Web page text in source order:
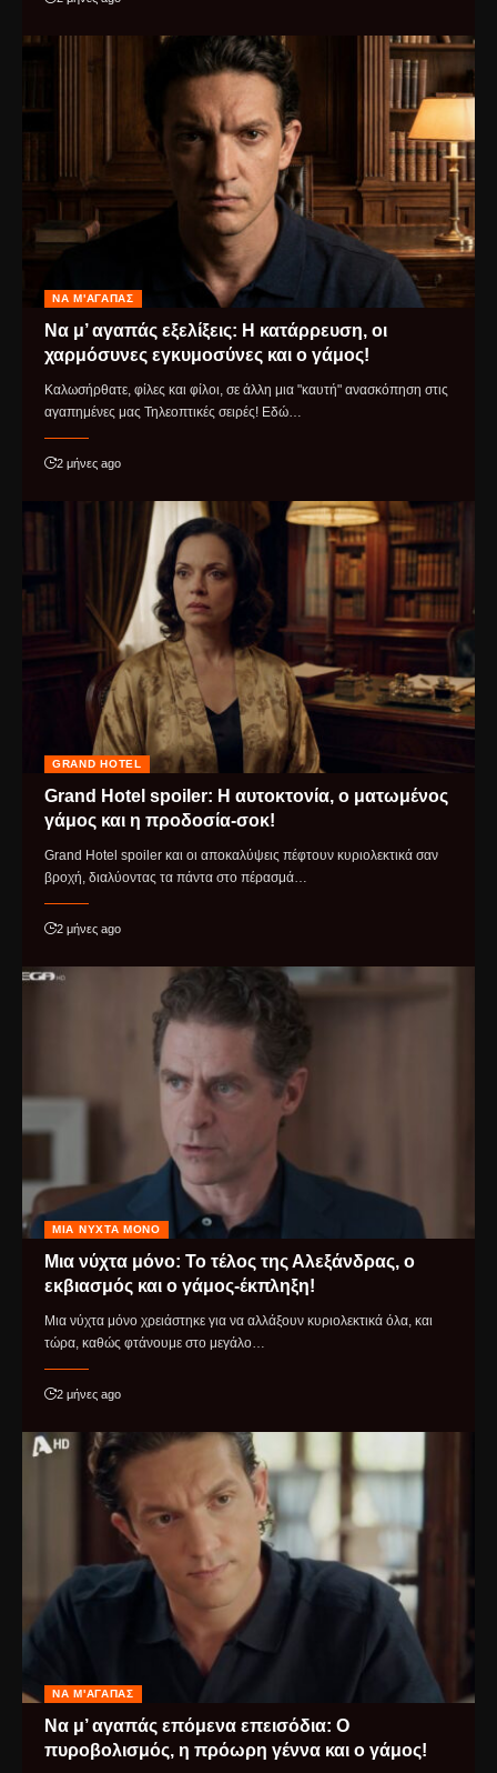
ΝΑ Μ'ΑΓΑΠΆΣ
Να μ’ αγαπάς εξελίξεις: Η κατάρρευση, οι
χαρμόσυνες εγκυμοσύνες και ο γάμος!
Καλωσήρθατε, φίλες και φίλοι, σε άλλη μια "καυτή" ανασκόπηση στις
αγαπημένες μας Τηλεοπτικές σειρές! Εδώ…
2 μήνες ago
GRAND HOTEL
Grand Hotel spoiler: Η αυτοκτονία, ο ματωμένος
γάμος και η προδοσία-σοκ!
Grand Hotel spoiler και οι αποκαλύψεις πέφτουν κυριολεκτικά σαν
βροχή, διαλύοντας τα πάντα στο πέρασμά…
2 μήνες ago
ΜΙΑ ΝΎΧΤΑ ΜΌΝΟ
Μια νύχτα μόνο: Το τέλος της Αλεξάνδρας, ο
εκβιασμός και ο γάμος-έκπληξη!
Μια νύχτα μόνο χρειάστηκε για να αλλάξουν κυριολεκτικά όλα, και
τώρα, καθώς φτάνουμε στο μεγάλο…
2 μήνες ago
ΝΑ Μ'ΑΓΑΠΆΣ
Να μ’ αγαπάς επόμενα επεισόδια: Ο
πυροβολισμός, η πρόωρη γέννα και ο γάμος!